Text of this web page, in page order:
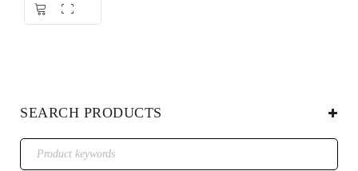
SEARCH PRODUCTS
dari 5